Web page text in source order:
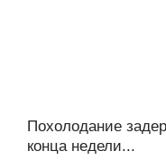
Похолодание
конца недели...